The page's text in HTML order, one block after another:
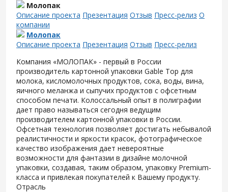
Молопак
Описание проекта Презентация Отзыв Пресс-релиз О
компании
Молопак
Описание проекта Презентация Отзыв Пресс-релиз
Компания «МОЛОПАК» - первый в России
производитель картонной упаковки Gable Top для
молока, кисломолочных продуктов, сока, воды, вина,
яичного меланжа и сыпучих продуктов с офсетным
способом печати. Колоссальный опыт в полиграфии
дает право называться сегодня ведущим
производителем картонной упаковки в России.
Офсетная технология позволяет достигать небывалой
реалистичности и яркости красок, фотографическое
качество изображения дает невероятные
возможности для фантазии в дизайне молочной
упаковки, создавая, таким образом, упаковку Premium-
класса и привлекая покупателей к Вашему продукту.
Отрасль